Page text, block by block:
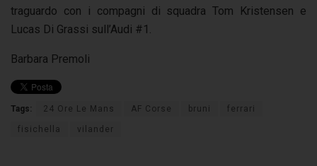
traguardo con i compagni di squadra Tom Kristensen e
Lucas Di Grassi sull’Audi #1.
Barbara Premoli
Tags: 24 Ore Le Mans AF Corse bruni ferrari
fisichella vilander